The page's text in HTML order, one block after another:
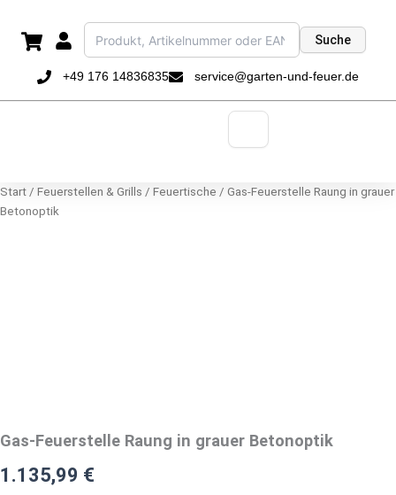
Inhalt
springen
+49 176 14836835 service@garten-und-feuer.de
Suche
Start / Feuerstellen & Grills / Feuertische / Gas-Feuerstelle Raung in grauer
Betonoptik
Gas-Feuerstelle Raung in grauer Betonoptik
1.135,99 €